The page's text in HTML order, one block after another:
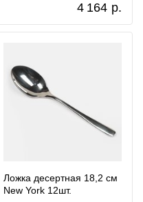
4 164 р.
Ложка десертная 18,2 см
New York 12шт.